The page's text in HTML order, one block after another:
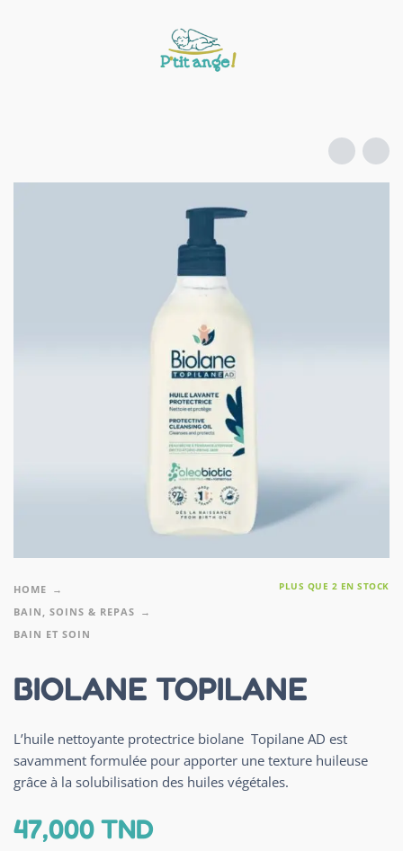
HOME
BAIN, SOINS & REPAS
BAIN ET SOIN
PLUS QUE 2 EN STOCK
BIOLANE TOPILANE
L’huile nettoyante protectrice biolane Topilane AD est
savamment formulée pour apporter une texture huileuse
grâce à la solubilisation des huiles végétales.
47,000TND